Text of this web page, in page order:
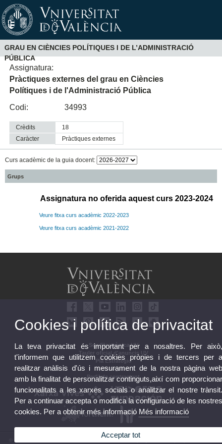
GRAU EN CIÈNCIES POLÍTIQUES I DE L’ADMINISTRACIÓ
PÚBLICA
Assignatura:
Pràctiques externes del grau en Ciències
Polítiques i de l'Administració Pública
Codi:
34993
Crèdits
18
Caràcter
pràctiques externes
Curs acadèmic de la guia docent:
Grups
Assignatura no oferida aquest curs 2023-2024
Veure fitxa curs acadèmic 2022-2023
Veure fitxa curs acadèmic 2021-2022
Seu Electrònica UV
Tauler oficial d'anuncis UV
Pla Estratègic
UVintegritat
Perfil de contractant
© 2026 UV. - Av. Blasco Ibáñez, 13. 46010 València. Espanya. Tel. UV: (+34) 963 86 41 00
Cookies i política de privacitat
La teva privacitat és important per a nosaltres. Per
t'informem que utilitzem cookies pròpies i de tercers per
realitzar anàlisis d'ús i mesurament de la nostra pàgina
amb la finalitat de personalitzar continguts,així com
funcionalitats a les xarxes socials o analitzar el nostre
Per a continuar accepta o modifica la configuració de les
cookies. Per a obtenir més informació Més informació
Acceptar tot